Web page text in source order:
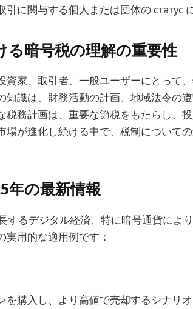
に関与する個人または団体の статус
る暗号税の理解の重要性
資家、取引者、一般ユーザーにとって
知識は、財務活動の計画、地域法令の
税務計画は、重要な節税をもたらし、
場が進化し続ける中で、税制について
年の最新情報
するデジタル経済、特に暗号通貨によ
実用的な適用例です：
を購入し、より高値で売却するシナリ